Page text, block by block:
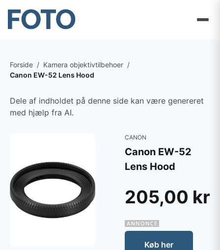
Forside / Kamera objektivtilbehoer /
Canon EW-52 Lens Hood
Dele af indholdet på denne side kan være genereret
med hjælp fra AI.
CANON
Canon EW-52
Lens Hood
205,00 kr
Køb her